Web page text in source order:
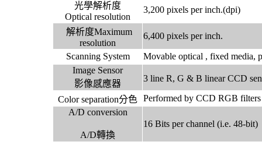
光學解析度
Optical resolution
3,200 pixels per inch.(dpi)
解析度Maximum
resolution
6,400 pixels per inch.
Scanning System
Movable optical , fixed media,
Image Sensor
影像感應器
3 line R, G & B linear CCD
Color separation分色 Performed by CCD RGB
A/D conversion
A/D轉換
16 Bits per channel (i.e. 48-bit)